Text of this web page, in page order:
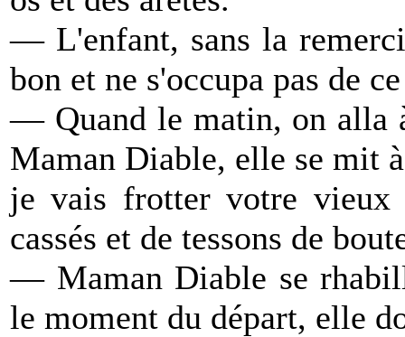
— L'enfant, sans la
bon et ne s'occupa pas de
— Quand le matin, on alla
Maman Diable, elle se mit
je vais frotter votre
cassés et de tessons de
— Maman Diable se
le moment du départ, elle